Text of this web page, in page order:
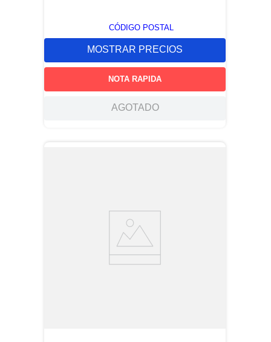
CÓDIGO POSTAL
MOSTRAR PRECIOS
NOTA RAPIDA
AGOTADO